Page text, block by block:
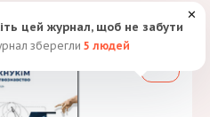
цей журнал, щоб не забути
зберегли 5 людей
✕